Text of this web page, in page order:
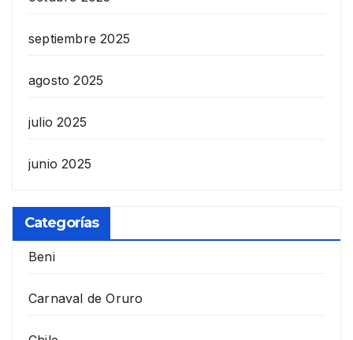
septiembre 2025
agosto 2025
julio 2025
junio 2025
Categorías
Beni
Carnaval de Oruro